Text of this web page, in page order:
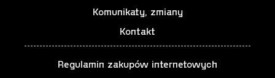
Komunikaty, zmiany
Kontakt
Regulamin zakupów internetowych